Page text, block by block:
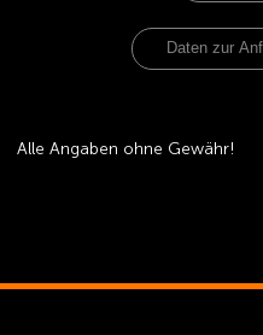
Alle Angaben ohne Gewähr!